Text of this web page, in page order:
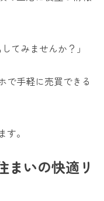
てみませんか？」
で手軽に売買できる
。
まいの快適リ